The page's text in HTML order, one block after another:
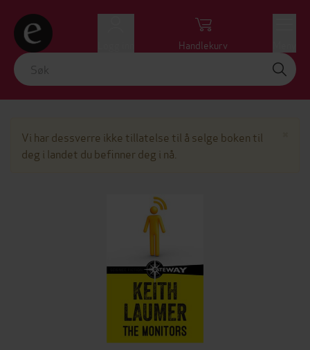
Handlekurv
Vi har dessverre ikke tillatelse til å selge boken til
deg i landet du befinner deg i nå.